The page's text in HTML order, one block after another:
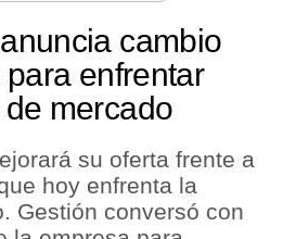
cambio
enfrentar
mercado
su oferta frente a
hoy enfrenta la
Gestión conversó con